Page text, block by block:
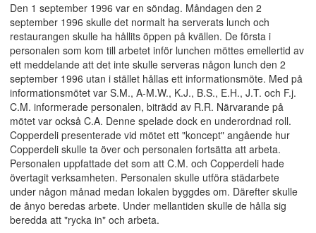
Den 1 september 1996 var en söndag. Måndagen den 2
september 1996 skulle det normalt ha serverats lunch och
restaurangen skulle ha hållits öppen på kvällen. De första i
personalen som kom till arbetet inför lunchen möttes emellertid av
ett meddelande att det inte skulle serveras någon lunch den 2
september 1996 utan i stället hållas ett informationsmöte. Med på
informationsmötet var S.M., A-M.W., K.J., B.S., E.H., J.T. och F.j.
C.M. informerade personalen, biträdd av R.R. Närvarande på
mötet var också C.A. Denne spelade dock en underordnad roll.
Copperdeli presenterade vid mötet ett "koncept" angående hur
Copperdeli skulle ta över och personalen fortsätta att arbeta.
Personalen uppfattade det som att C.M. och Copperdeli hade
övertagit verksamheten. Personalen skulle utföra städarbete
under någon månad medan lokalen byggdes om. Därefter skulle
de ånyo beredas arbete. Under mellantiden skulle de hålla sig
beredda att "rycka in" och arbeta.